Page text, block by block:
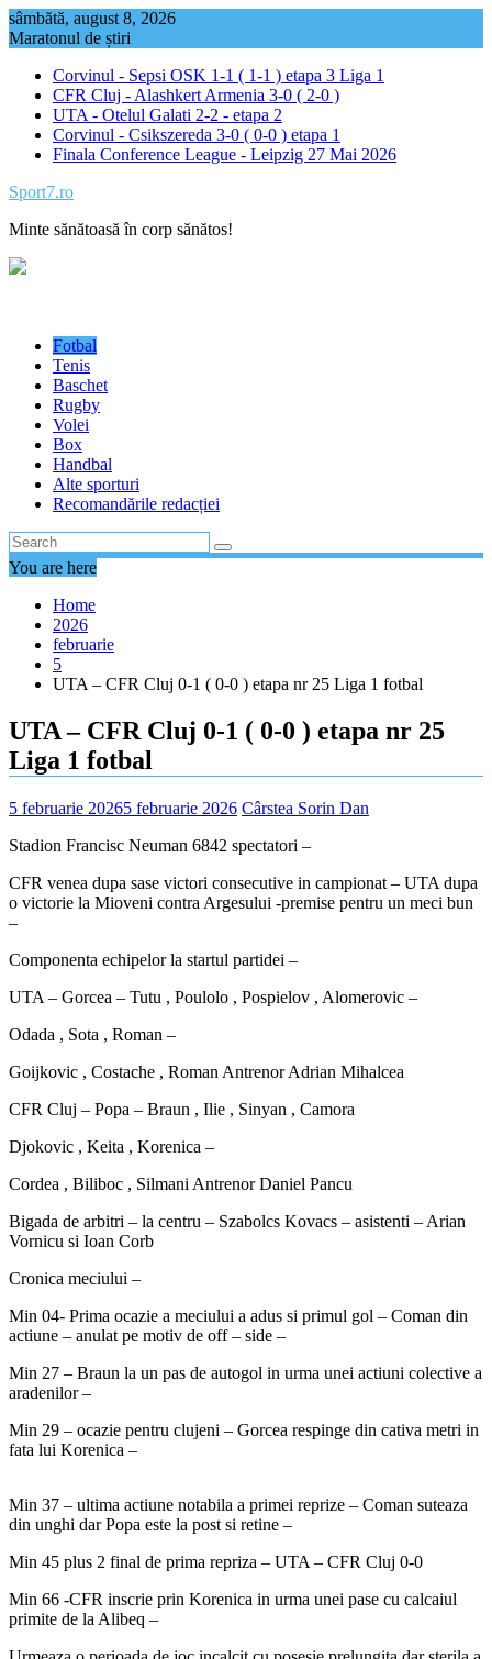
Skip
to
sâmbătă, august 8, 2026
Maratonul de știri
Corvinul - Sepsi OSK 1-1 ( 1-1 ) etapa 3 Liga 1
CFR Cluj - Alashkert Armenia 3-0 ( 2-0 )
UTA - Otelul Galati 2-2 - etapa 2
Corvinul - Csikszereda 3-0 ( 0-0 ) etapa 1
Finala Conference League - Leipzig 27 Mai 2026
Sport7.ro
Minte sănătoasă în corp sănătos!
Fotbal
Tenis
Baschet
Rugby
Volei
Box
Handbal
Alte sporturi
Recomandările redacției
You are here
Home
2026
februarie
5
UTA – CFR Cluj 0-1 ( 0-0 ) etapa nr 25 Liga 1 fotbal
UTA – CFR Cluj 0-1 ( 0-0 ) etapa nr 25
Liga 1 fotbal
5 februarie 20265 februarie 2026 Cârstea Sorin Dan
Stadion Francisc Neuman 6842 spectatori –
CFR venea dupa sase victori consecutive in campionat – UTA dupa
o victorie la Mioveni contra Argesului -premise pentru un meci bun
–
Componenta echipelor la startul partidei –
UTA – Gorcea – Tutu , Poulolo , Pospielov , Alomerovic –
Odada , Sota , Roman –
Goijkovic , Costache , Roman Antrenor Adrian Mihalcea
CFR Cluj – Popa – Braun , Ilie , Sinyan , Camora
Djokovic , Keita , Korenica –
Cordea , Biliboc , Silmani Antrenor Daniel Pancu
Bigada de arbitri – la centru – Szabolcs Kovacs – asistenti – Arian
Vornicu si Ioan Corb
Cronica meciului –
Min 04- Prima ocazie a meciului a adus si primul gol – Coman din
actiune – anulat pe motiv de off – side –
Min 27 – Braun la un pas de autogol in urma unei actiuni colective a
aradenilor –
Min 29 – ocazie pentru clujeni – Gorcea respinge din cativa metri in
fata lui Korenica –
Min 37 – ultima actiune notabila a primei reprize – Coman suteaza
din unghi dar Popa este la post si retine –
Min 45 plus 2 final de prima repriza – UTA – CFR Cluj 0-0
Min 66 -CFR inscrie prin Korenica in urma unei pase cu calcaiul
primite de la Alibeq –